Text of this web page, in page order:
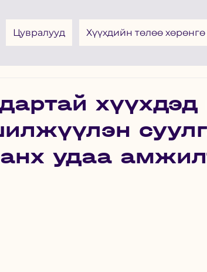
Цувралууд Хүүхдийн төлөө хөрөнгө
хүүхдэд
анх удаа